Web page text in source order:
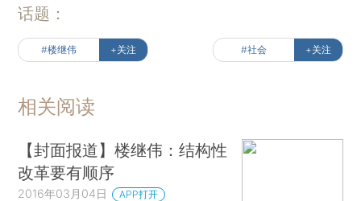
话题：
#楼继伟 +关注 #社会 +关注
相关阅读
【封面报道】楼继伟：结构性
改革要有顺序
2016年03月04日 APP打开